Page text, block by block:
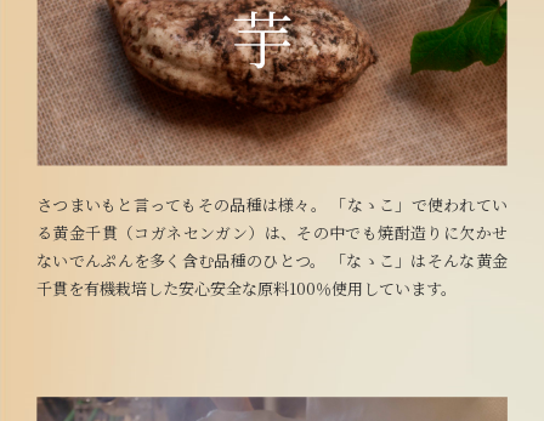
さつまいもと言ってもその品種は様々。 「なゝこ」で使われてい
る黄金千貫（コガネセンガン）は、その中でも焼酎造りに欠かせ
ないでんぷんを多く含む品種のひとつ。 「なゝこ」はそんな黄金
千貫を有機栽培した安心安全な原料100％使用しています。